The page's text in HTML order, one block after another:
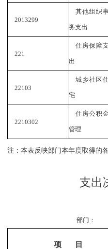
2013299
其他组织
务支出
221
住房保障支
出
22103
城乡社区住
宅
2210302
住房公积金
管理
注：本表反映部门本年度取得的
支出
部门：
项 目